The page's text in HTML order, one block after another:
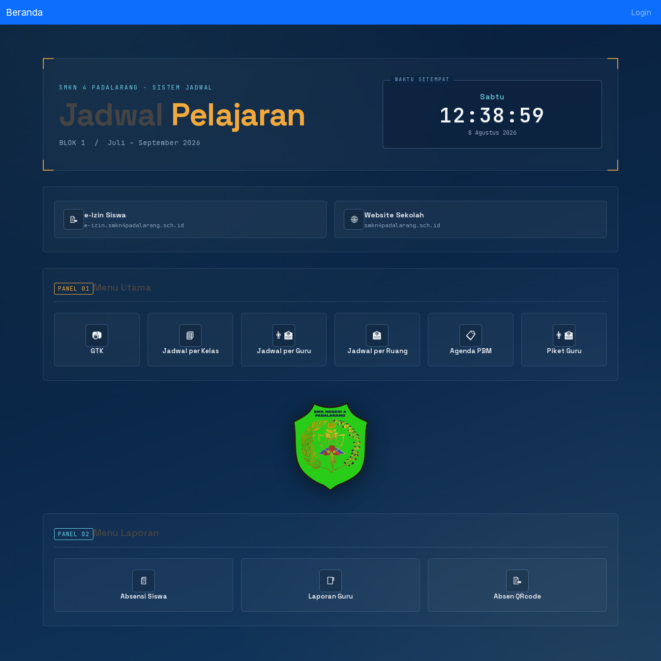
Beranda Login
SMKN 4 PADALARANG · SISTEM JADWAL
Jadwal Pelajaran
BLOK 1 / Juli – September 2026
Sabtu
12:38:59
8 Agustus 2026
📝 e-Izin Siswa
e-izin.smkn4padalarang.sch.id
🌐 Website Sekolah
smkn4padalarang.sch.id
PANEL 01 Menu Utama
📷
GTK
📘
Jadwal per Kelas
👨‍🏫
Jadwal per Guru
🏫
Jadwal per Ruang
📋
Agenda PBM
👨‍🏫
Piket Guru
PANEL 02 Menu Laporan
📄
Absensi Siswa
📑
Laporan Guru
📝
Absen QRcode